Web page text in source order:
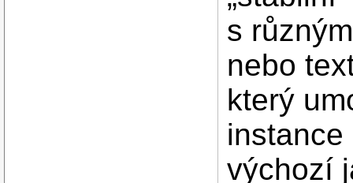
s
nebo
který
výchozí